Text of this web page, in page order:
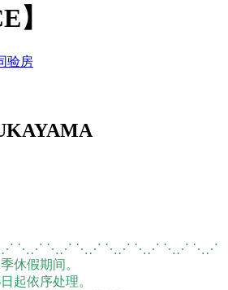
】
验房
⋱⋰ ⋱⋰ ⋱⋰ ⋱⋰ ⋱⋰ ⋱⋰ ⋱⋰
休假期间。
起依序处理。